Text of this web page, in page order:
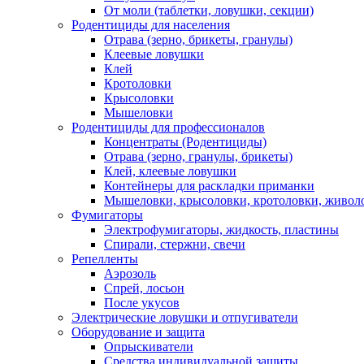
От моли (таблетки, ловушки, секции)
Родентициды для населения
Отрава (зерно, брикеты, гранулы)
Клеевые ловушки
Клей
Кротоловки
Крысоловки
Мышеловки
Родентициды для профессионалов
Концентраты (Родентициды)
Отрава (зерно, гранулы, брикеты)
Клей, клеевые ловушки
Контейнеры для раскладки приманки
Мышеловки, крысоловки, кротоловки,
Фумигаторы
Электрофумигаторы, жидкость, пластины
Спирали, стержни, свечи
Репелленты
Аэрозоль
Спрей, лосьон
После укусов
Электрические ловушки и отпугиватели
Оборудование и защита
Опрыскиватели
Средства индивидуальной защиты